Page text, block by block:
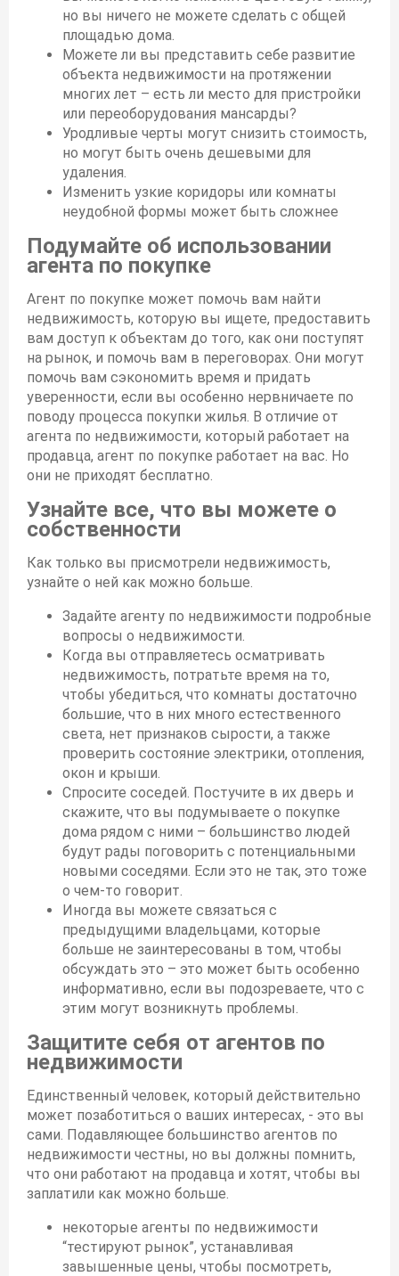
но вы ничего не можете сделать с общей
площадью дома.
Можете ли вы представить себе развитие
объекта недвижимости на протяжении
многих лет – есть ли место для пристройки
или переоборудования мансарды?
Уродливые черты могут снизить стоимость,
но могут быть очень дешевыми для
удаления.
Изменить узкие коридоры или комнаты
неудобной формы может быть сложнее
Подумайте об использовании
агента по покупке
Агент по покупке может помочь вам найти
недвижимость, которую вы ищете, предоставить
вам доступ к объектам до того, как они поступят
на рынок, и помочь вам в переговорах. Они могут
помочь вам сэкономить время и придать
уверенности, если вы особенно нервничаете по
поводу процесса покупки жилья. В отличие от
агента по недвижимости, который работает на
продавца, агент по покупке работает на вас. Но
они не приходят бесплатно.
Узнайте все, что вы можете о
собственности
Как только вы присмотрели недвижимость,
узнайте о ней как можно больше.
Задайте агенту по недвижимости подробные
вопросы о недвижимости.
Когда вы отправляетесь осматривать
недвижимость, потратьте время на то,
чтобы убедиться, что комнаты достаточно
большие, что в них много естественного
света, нет признаков сырости, а также
проверить состояние электрики, отопления,
окон и крыши.
Спросите соседей. Постучите в их дверь и
скажите, что вы подумываете о покупке
дома рядом с ними – большинство людей
будут рады поговорить с потенциальными
новыми соседями. Если это не так, это тоже
о чем-то говорит.
Иногда вы можете связаться с
предыдущими владельцами, которые
больше не заинтересованы в том, чтобы
обсуждать это – это может быть особенно
информативно, если вы подозреваете, что с
этим могут возникнуть проблемы.
Защитите себя от агентов по
недвижимости
Единственный человек, который действительно
может позаботиться о ваших интересах, - это вы
сами. Подавляющее большинство агентов по
недвижимости честны, но вы должны помнить,
что они работают на продавца и хотят, чтобы вы
заплатили как можно больше.
некоторые агенты по недвижимости
“тестируют рынок”, устанавливая
завышенные цены, чтобы посмотреть,